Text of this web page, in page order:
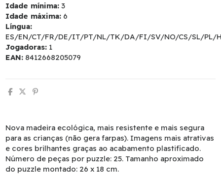
Idade mínima: 3
Idade máxima: 6
Língua:
ES/EN/CT/FR/DE/IT/PT/NL/TK/DA/FI/SV/NO/CS/SL/PL/
Jogadoras: 1
EAN: 8412668205079
Nova madeira ecológica, mais resistente e mais segura
para as crianças (não gera farpas). Imagens mais atrativas
e cores brilhantes graças ao acabamento plastificado.
Número de peças por puzzle: 25. Tamanho aproximado
do puzzle montado: 26 x 18 cm.